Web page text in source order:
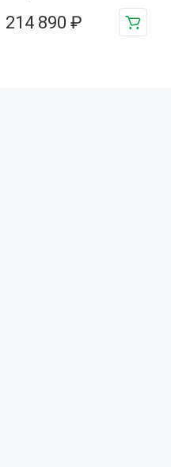
214 890 ₽